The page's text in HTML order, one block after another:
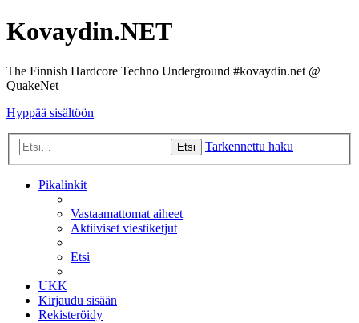
Kovaydin.NET
The Finnish Hardcore Techno Underground #kovaydin.net @
QuakeNet
Hyppää sisältöön
Etsi Tarkennettu haku
Pikalinkit
Vastaamattomat aiheet
Aktiiviset viestiketjut
Etsi
UKK
Kirjaudu sisään
Rekisteröidy